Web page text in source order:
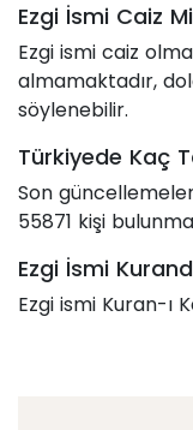
Ezgi İsmi Caiz
Ezgi ismi caiz
almamaktadır,
söylenebilir.
Türkiyede Kaç
Son
55871 kişi
Ezgi İsmi
Ezgi ismi Kuran-ı